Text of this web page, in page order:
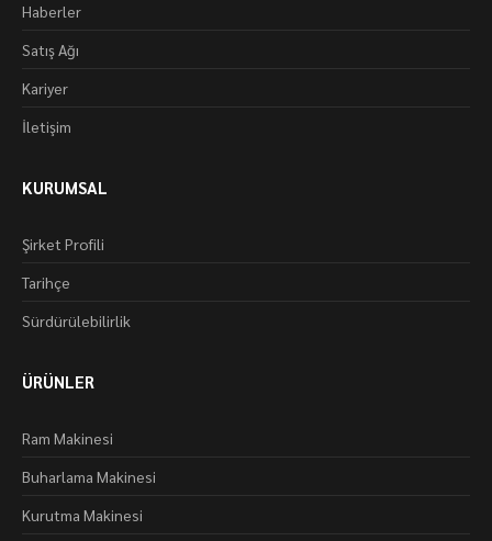
Haberler
Satış Ağı
Kariyer
İletişim
KURUMSAL
Şirket Profili
Tarihçe
Sürdürülebilirlik
ÜRÜNLER
Ram Makinesi
Buharlama Makinesi
Kurutma Makinesi